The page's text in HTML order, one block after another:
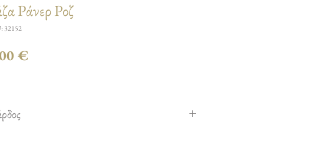
Ράνερ Ροζ
32152
€